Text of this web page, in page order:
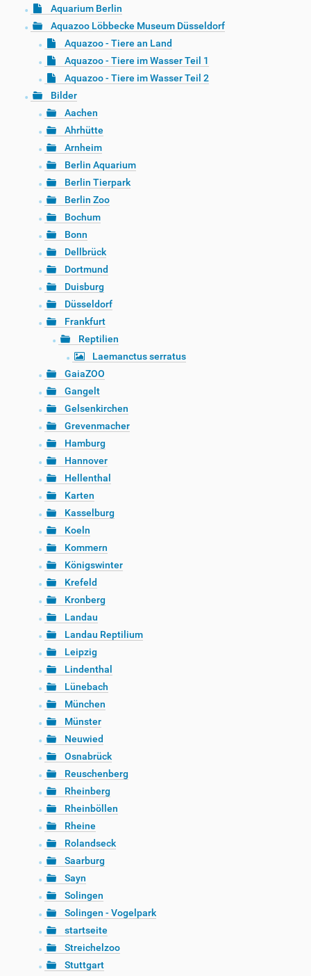
Aquarium Berlin
Aquazoo Löbbecke Museum Düsseldorf
Aquazoo - Tiere an Land
Aquazoo - Tiere im Wasser Teil 1
Aquazoo - Tiere im Wasser Teil 2
Bilder
Aachen
Ahrhütte
Arnheim
Berlin Aquarium
Berlin Tierpark
Berlin Zoo
Bochum
Bonn
Dellbrück
Dortmund
Duisburg
Düsseldorf
Frankfurt
Reptilien
Laemanctus serratus
GaiaZOO
Gangelt
Gelsenkirchen
Grevenmacher
Hamburg
Hannover
Hellenthal
Karten
Kasselburg
Koeln
Kommern
Königswinter
Krefeld
Kronberg
Landau
Landau Reptilium
Leipzig
Lindenthal
Lünebach
München
Münster
Neuwied
Osnabrück
Reuschenberg
Rheinberg
Rheinböllen
Rheine
Rolandseck
Saarburg
Sayn
Solingen
Solingen - Vogelpark
startseite
Streichelzoo
Stuttgart